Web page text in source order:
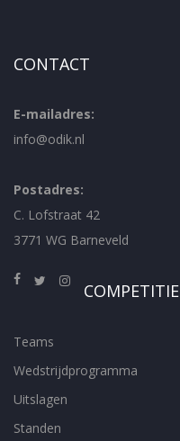
CONTACT
E-mailadres:
info@odik.nl
Postadres:
C. Lofstraat 42
3771 WG Barneveld
COMPETITIE
Teams
Wedstrijdprogramma
Uitslagen
Standen